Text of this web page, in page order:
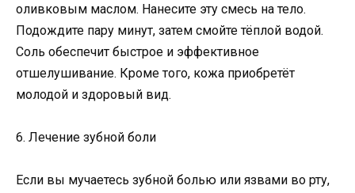
оливковым маслом. Нанесите эту смесь на тело.
Подождите пару минут, затем смойте тёплой водой.
Соль обеспечит быстрое и эффективное
отшелушивание. Кроме того, кожа приобретёт
молодой и здоровый вид.
6. Лечение зубной боли
Если вы мучаетесь зубной болью или язвами во рту,